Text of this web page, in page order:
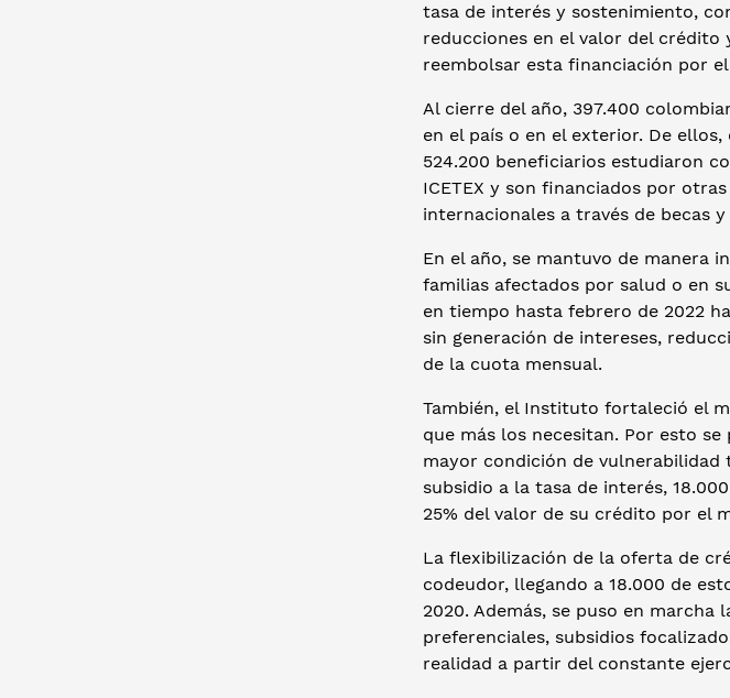
tasa de interés y sostenimiento,
reducciones en el valor del
reembolsar esta financiación por
Al cierre del año, 397.400
en el país o en el exterior. De
524.200 beneficiarios estudiaron
ICETEX y son financiados por
internacionales a través de becas
En el año, se mantuvo de manera
familias afectados por salud o en
en tiempo hasta febrero de 2022
sin generación de intereses,
de la cuota mensual.
También, el Instituto fortaleció el
que más los necesitan. Por esto
mayor condición de vulnerabilidad
subsidio a la tasa de interés,
25% del valor de su crédito por el
La flexibilización de la oferta de
codeudor, llegando a 18.000 de
2020. Además, se puso en
preferenciales, subsidios
realidad a partir del constante